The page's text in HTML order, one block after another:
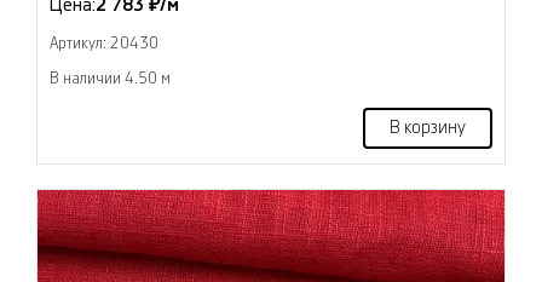
Цена:2 783 ₽/м
Артикул: 20430
В наличии 4.50 м
В корзину